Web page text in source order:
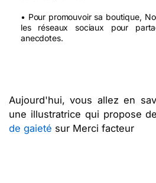
• Pour promouvoir sa boutique,
les réseaux sociaux pour
anecdotes.
Aujourd'hui, vous allez en
une illustratrice qui propose de
de gaieté sur Merci facteur